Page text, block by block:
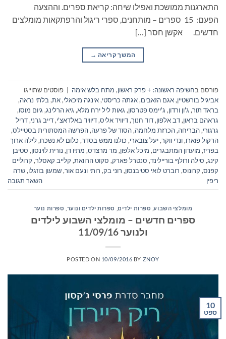
התארגנות ממושכת ואפילו שיחה: קריאת ספרים. וההצעה
הפעם: 15 ספרים – מותחנים, ספרי ריגול והרפתקאות מומלצים
חדשים. אקשן חסר […]
המשך קריאה →
פורסם בחשיפה ראשונה: + פרק ראשון, מתח בלש אימה
פוסטים שתוייגו
אביגיל בורשטיין,אגם הזאבים,אגתה כריסטי,אינגה מיכאלי,את, בלתי נראה,
בראד תור, ג'ון ורדון, ג'יימס פטרסון, גאות ליל ירח מלא, גיא הרלינג, גיום מוסו,
גראהם בראון,דב אלפון,דוד חנוך,דיוויד אליס,דיוויד באלדאצ'י,דייב גרני,דריל
גרגורי,הבריחה,הכרזת מלחמה,הסוד של פרעה,הפרשה המסתורית בסטיילס,
הרקול פוארו,ונדי ווקר,יעל צובארי, כולנו ממש בסדר, כלום לא נשכח,לילה ארוך
בפריז, מועדון המתבגרים, מיכל אלפון, מר מרצדס, מתיו דן, נורית לוינסון, סטיבן
קינג, סילה ורולף בוריילינד, סנטרל פארק, סקוט הרוואת, קלייב קאסלר, קרוליים
קפנס, קרונוס, רוברט לואי סטיבנסון, רוני בק, רותי ונעם אור,שמעון בוזגלו,שרה
ריפין
השאר תגובה
מומלצי השבוע, ספרות ילדים ספרות ילדים ונוער ספרות נוער
ספרים חדשים – מומלצי השבוע לילדים
ולנוער 11/09/16
POSTED ON 10/09/2016 BY ZNOY
10
ספט